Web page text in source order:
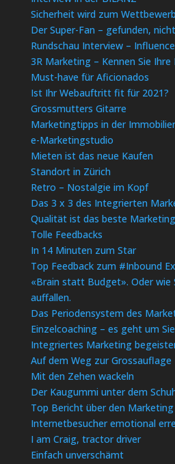
Sicherheit wird zum
Der Super-Fan – gefunden,
Rundschau Interview –
3R Marketing – Kennen Sie Ihre
Must-have für Aficionados
Ist Ihr Webauftritt fit für 2021?
Grossmutters Gitarre
Marketingtipps in der
e-Marketingstudio
Mieten ist das neue Kaufen
Standort in Zürich
Retro – Nostalgie im Kopf
Das 3 x 3 des Integrierten
Qualität ist das beste Marketing
Tolle Feedbacks
In 14 Minuten zum Star
Top Feedback zum #Inbound
«Brain statt Budget». Oder wie
auffallen.
Das Periodensystem des
Einzelcoaching – es geht um
Integriertes Marketing
Auf dem Weg zur Grossauflage
Mit den Zehen wackeln
Der Kaugummi unter dem
Top Bericht über den
Internetbesucher emotional
I am Craig, tractor driver
Einfach unverschämt